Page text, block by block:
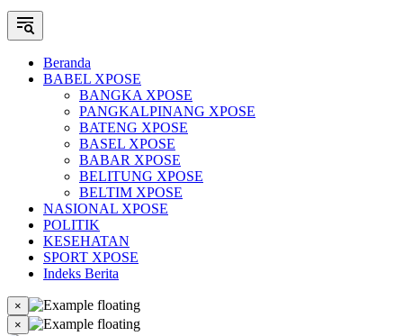
Beranda
BABEL XPOSE
BANGKA XPOSE
PANGKALPINANG XPOSE
BATENG XPOSE
BASEL XPOSE
BABAR XPOSE
BELITUNG XPOSE
BELTIM XPOSE
NASIONAL XPOSE
POLITIK
KESEHATAN
SPORT XPOSE
Indeks Berita
×
×